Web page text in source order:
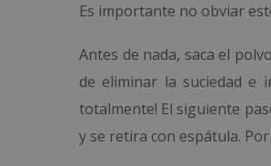
Es importante no obviar
Antes de nada, saca el
de eliminar la suciedad e
totalmente! El siguiente
y se retira con espátula.